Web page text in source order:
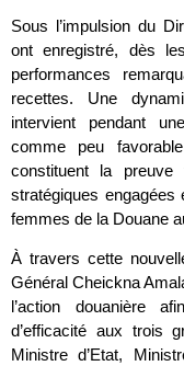
Sous l’impulsion du
ont enregistré, dès
performances
recettes. Une
intervient pendant
comme peu
constituent la preuve
stratégiques
femmes de la Douane
À travers cette
Général Cheickna
l’action douanière
d’efficacité aux trois
Ministre d’Etat,